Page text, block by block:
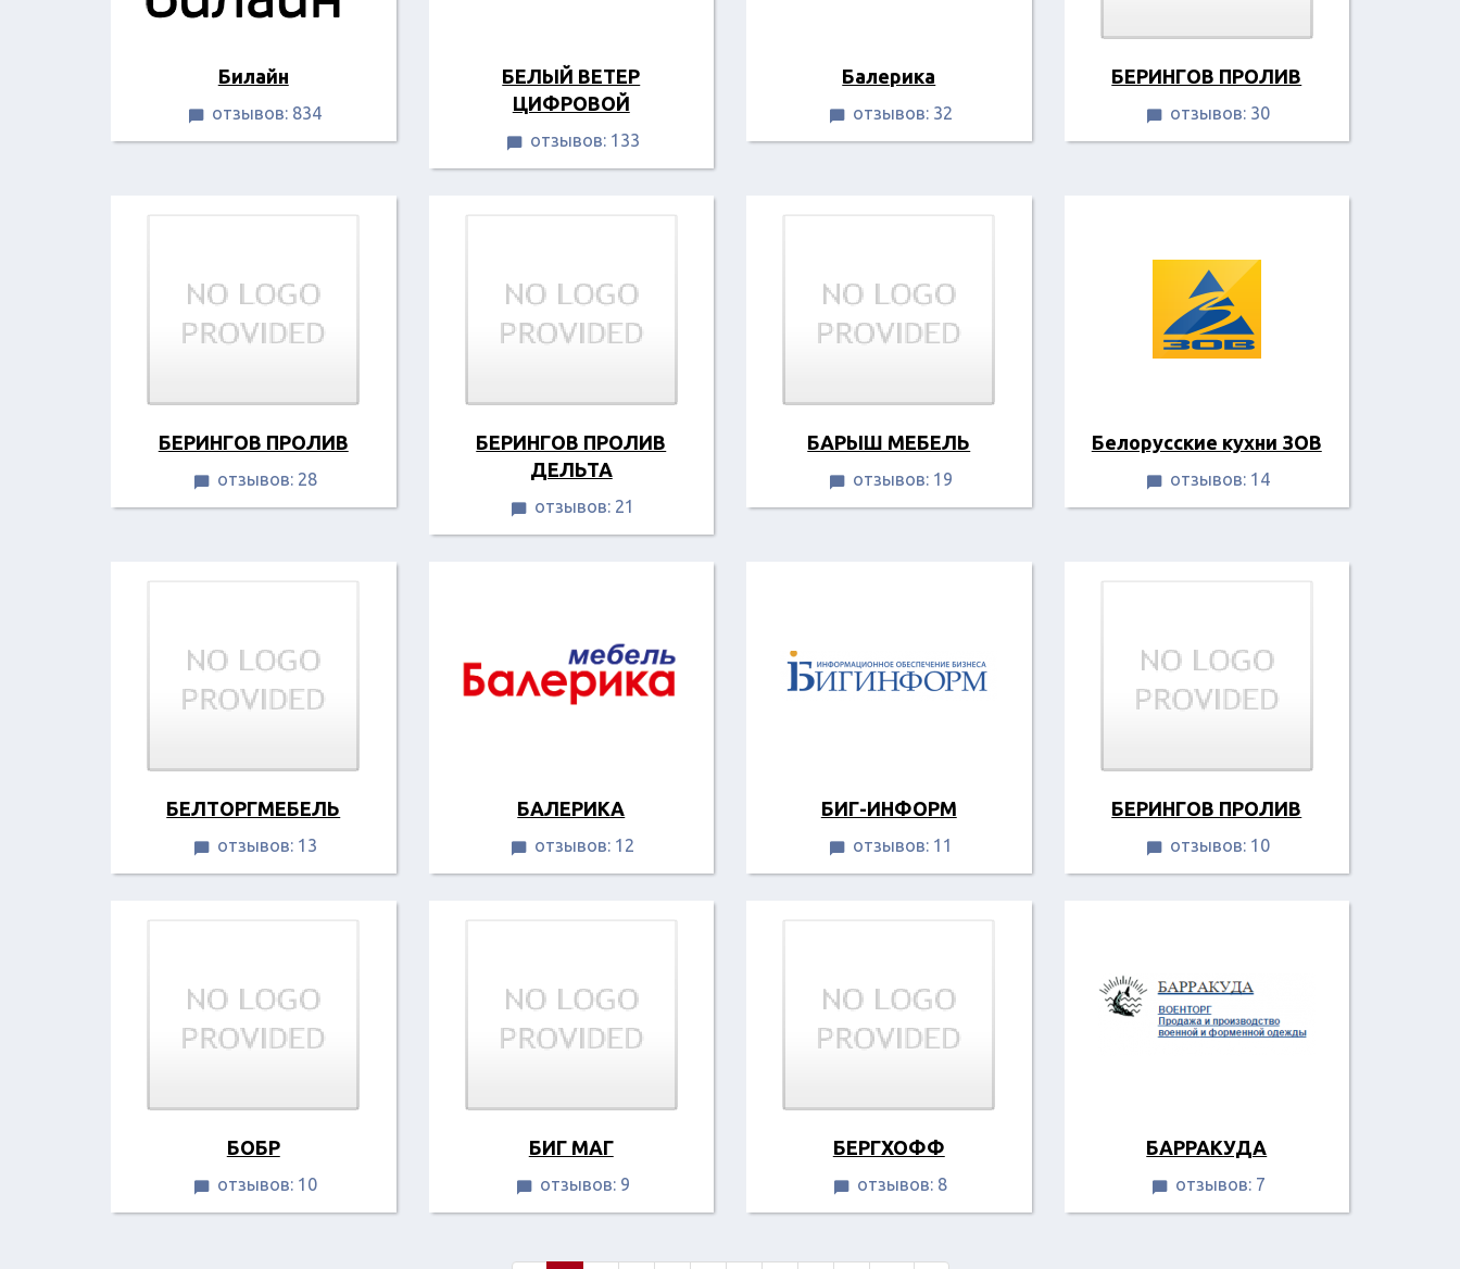
Билайн
 отзывов: 834
БЕЛЫЙ ВЕТЕР
ЦИФРОВОЙ
 отзывов: 133
Балерика
 отзывов: 32
БЕРИНГОВ ПРОЛИВ
 отзывов: 30
БЕРИНГОВ ПРОЛИВ
 отзывов: 28
БЕРИНГОВ ПРОЛИВ
ДЕЛЬТА
 отзывов: 21
БАРЫШ МЕБЕЛЬ
 отзывов: 19
Белорусские кухни ЗОВ
 отзывов: 14
БЕЛТОРГМЕБЕЛЬ
 отзывов: 13
БАЛЕРИКА
 отзывов: 12
БИГ-ИНФОРМ
 отзывов: 11
БЕРИНГОВ ПРОЛИВ
 отзывов: 10
БОБР
 отзывов: 10
БИГ МАГ
 отзывов: 9
БЕРГХОФФ
 отзывов: 8
БАРРАКУДА
 отзывов: 7